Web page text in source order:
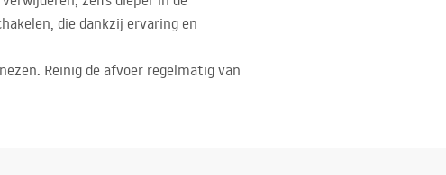
die dankzij ervaring en
Reinig de afvoer regelmatig van